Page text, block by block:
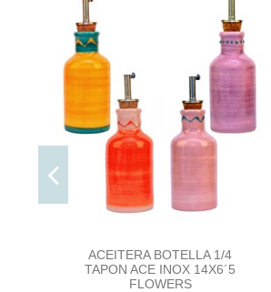
ACEITERA BOTELLA 1/4
TAPON ACE INOX 14X6´5
FLOWERS